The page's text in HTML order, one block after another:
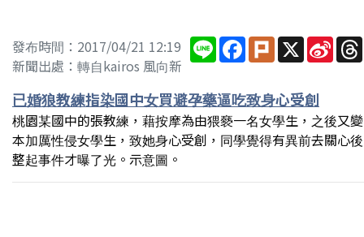
發布時間：2017/04/21 12:19
新聞出處：轉自kairos 風向新
Line Facebook
PlurkX Sina
已婚狼教練指染國中女買避孕藥逼吃致身心受創
桃園某國中的張教練，藉按摩為由猥褻一名女學生，之後又變
本加厲性侵女學生，致她身心受創，同學覺得有異前去關心後
整起事件才曝了光。示意圖。